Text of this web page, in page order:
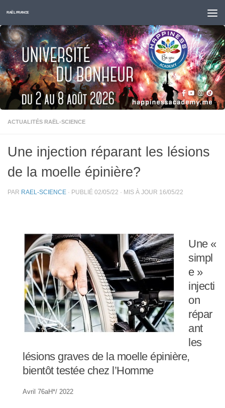
Skip to content
RAËL FRANCE
ACTUALITÉS RAËL-SCIENCE
Une injection réparant les lésions
de la moelle épinière?
PAR RAEL-SCIENCE · PUBLIÉ 02/05/22 · MIS À JOUR 16/05/22
Une «
simpl
e »
injecti
on
répar
ant
les
lésions graves de la moelle épinière,
bientôt testée chez l’Homme
Avril 76aH*/ 2022